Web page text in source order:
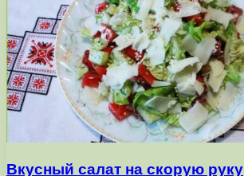
Вкусный салат на скорую руку